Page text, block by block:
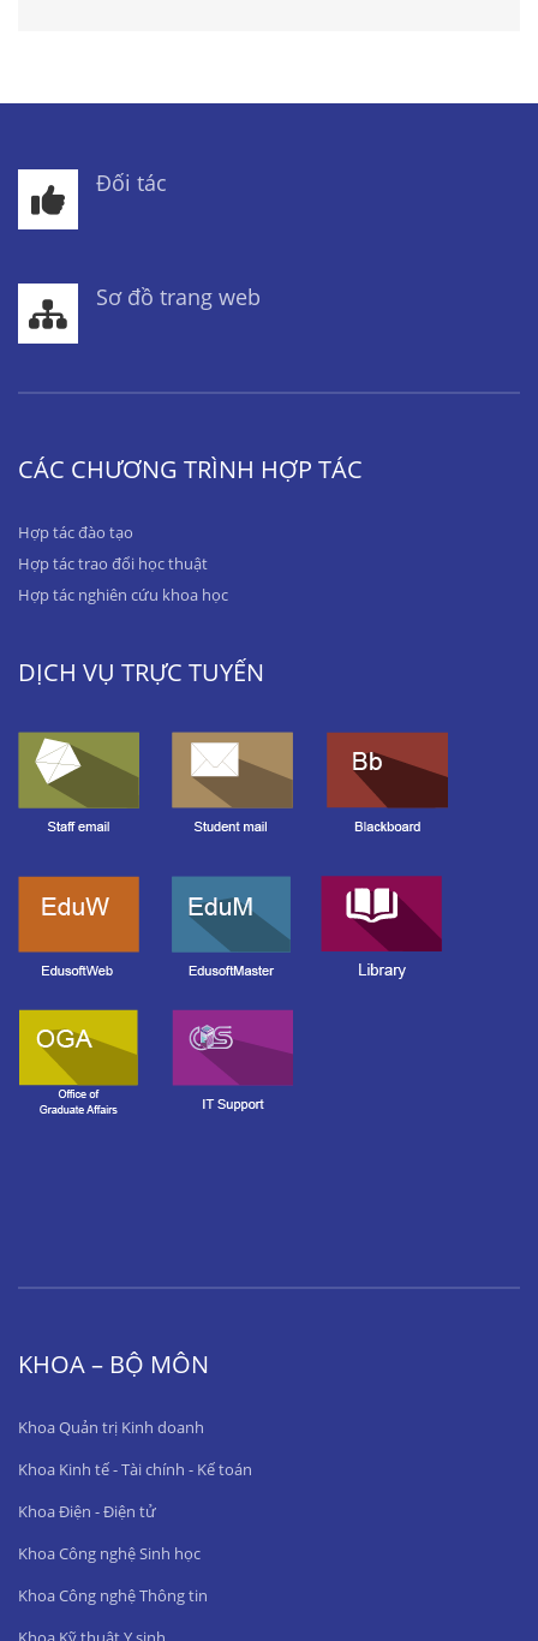
Đối tác
Sơ đồ trang web
CÁC CHƯƠNG TRÌNH HỢP TÁC
Hợp tác đào tạo
Hợp tác trao đổi học thuật
Hợp tác nghiên cứu khoa học
DỊCH VỤ TRỰC TUYẾN
KHOA – BỘ MÔN
Khoa Quản trị Kinh doanh
Khoa Kinh tế - Tài chính - Kế toán
Khoa Điện - Điện tử
Khoa Công nghệ Sinh học
Khoa Công nghệ Thông tin